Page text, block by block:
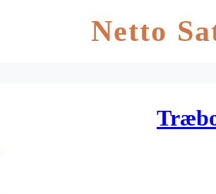
Netto